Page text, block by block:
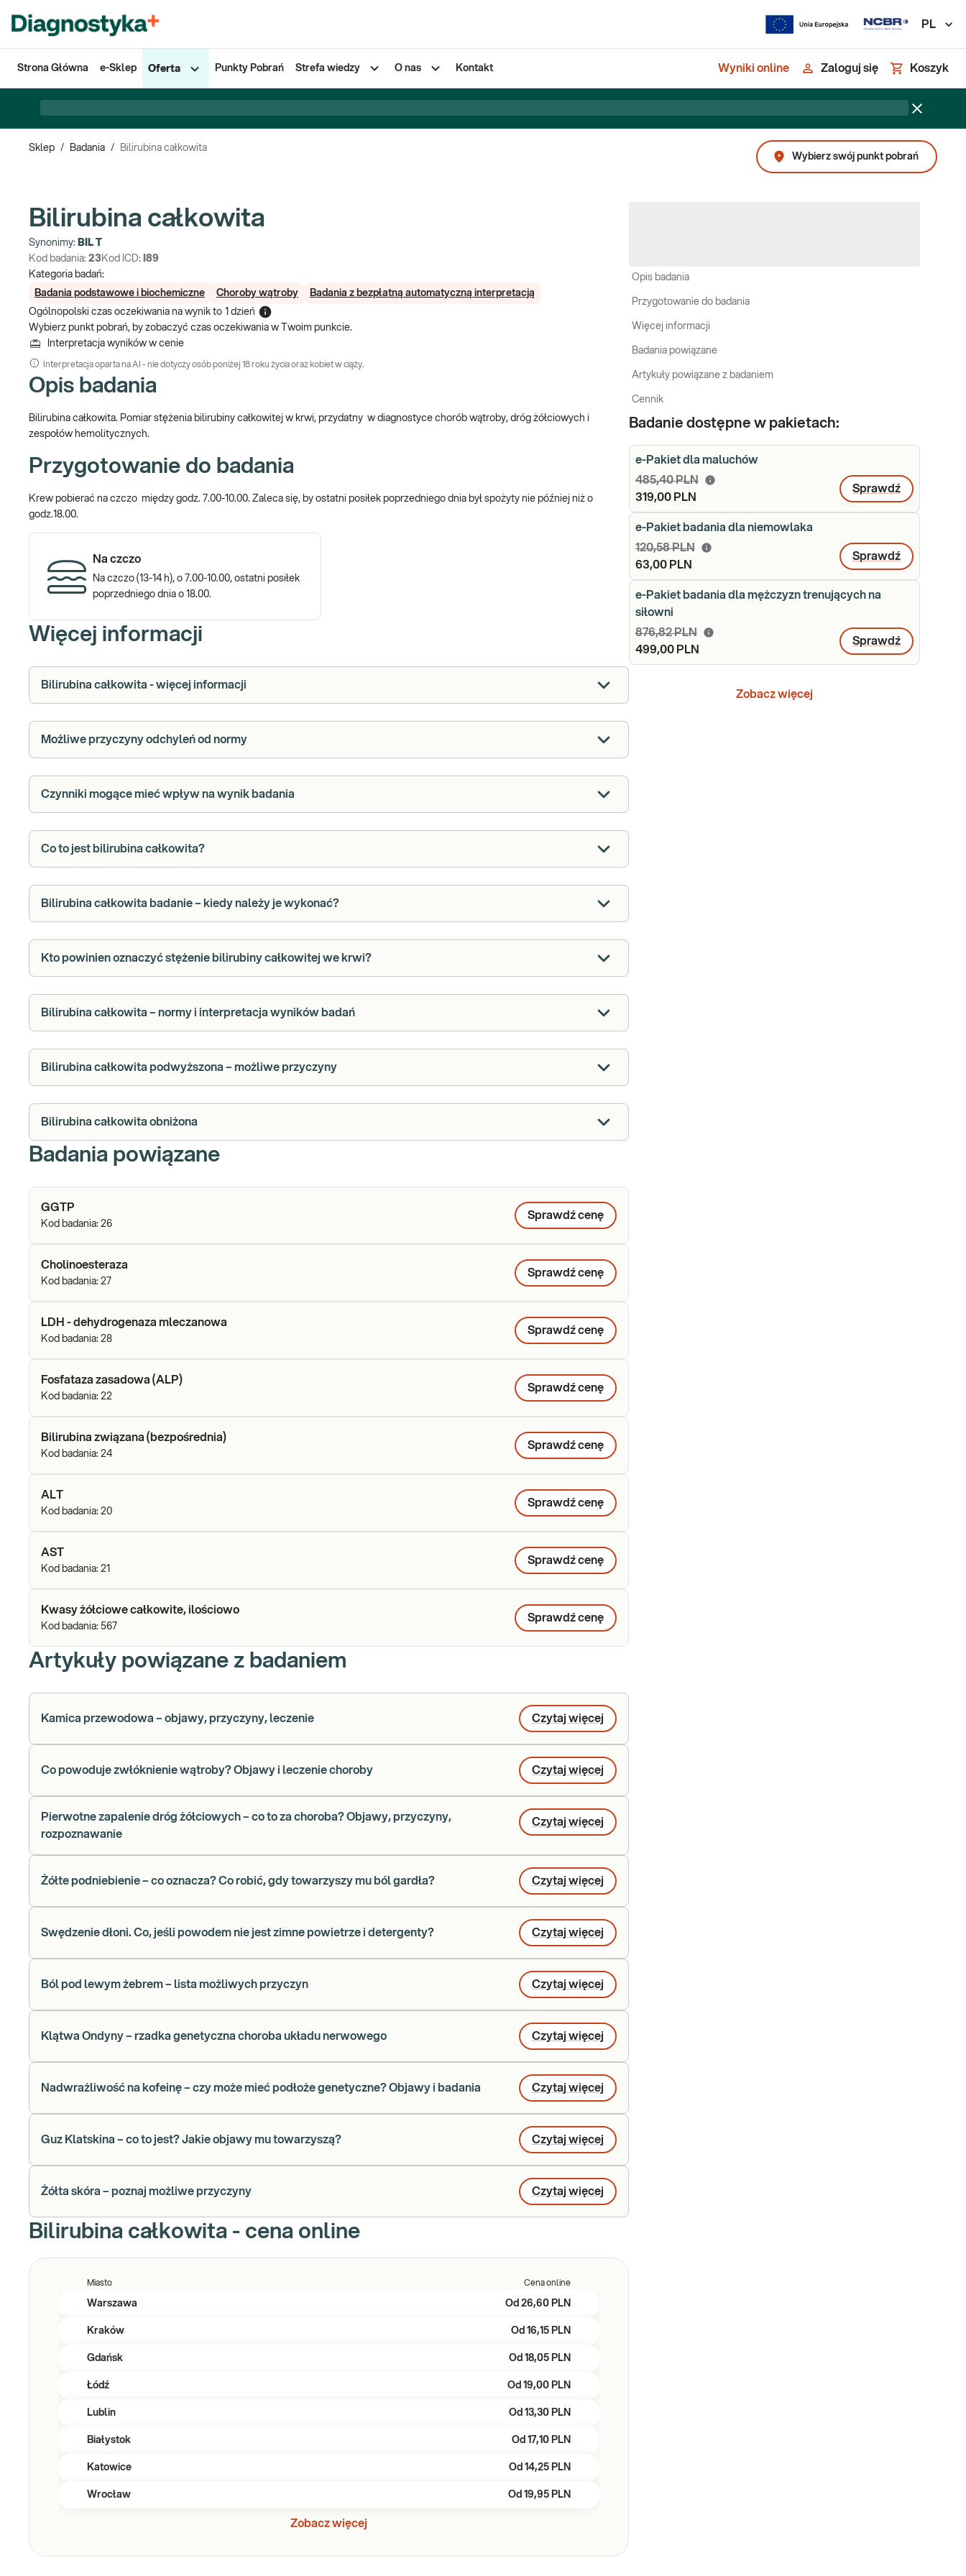
PL
Strona Główna e-Sklep Oferta Punkty Pobrań Strefa wiedzy O nas Kontakt Wyniki online Zaloguj się Koszyk
Sklep / Badania /
Bilirubina całkowita
Wybierz swój punkt pobrań
Bilirubina całkowita
Synonimy: BIL T
Kod badania: 23Kod ICD: I89
Kategoria badań:
Badania podstawowe i biochemiczne
Choroby wątroby
Badania z bezpłatną automatyczną interpretacją
Ogólnopolski czas oczekiwania na wynik to 1 dzień
Wybierz punkt pobrań, by zobaczyć czas oczekiwania w Twoim punkcie.
Interpretacja wyników w cenie
Interpretacja oparta na AI - nie dotyczy osób poniżej 18 roku życia oraz kobiet w ciąży.
Opis badania
Bilirubina całkowita. Pomiar stężenia bilirubiny całkowitej w krwi, przydatny w diagnostyce chorób wątroby, dróg żółciowych i
zespołów hemolitycznych.
Przygotowanie do badania
Krew pobierać na czczo między godz. 7.00-10.00. Zaleca się, by ostatni posiłek poprzedniego dnia był spożyty nie później niż o
godz.18.00.
Na czczo
Na czczo (13-14 h), o 7.00-10.00, ostatni posiłek
poprzedniego dnia o 18.00.
Więcej informacji
Bilirubina całkowita - więcej informacji
Możliwe przyczyny odchyleń od normy
Czynniki mogące mieć wpływ na wynik badania
Co to jest bilirubina całkowita?
Bilirubina całkowita badanie – kiedy należy je wykonać?
Kto powinien oznaczyć stężenie bilirubiny całkowitej we krwi?
Bilirubina całkowita – normy i interpretacja wyników badań
Bilirubina całkowita podwyższona – możliwe przyczyny
Bilirubina całkowita obniżona
Badania powiązane
GGTP
Kod badania: 26
Sprawdź cenę
Cholinoesteraza
Kod badania: 27
Sprawdź cenę
LDH - dehydrogenaza mleczanowa
Kod badania: 28
Sprawdź cenę
Fosfataza zasadowa (ALP)
Kod badania: 22
Sprawdź cenę
Bilirubina związana (bezpośrednia)
Kod badania: 24
Sprawdź cenę
ALT
Kod badania: 20
Sprawdź cenę
AST
Kod badania: 21
Sprawdź cenę
Kwasy żółciowe całkowite, ilościowo
Kod badania: 567
Sprawdź cenę
Artykuły powiązane z badaniem
Kamica przewodowa – objawy, przyczyny, leczenie Czytaj więcej
Co powoduje zwłóknienie wątroby? Objawy i leczenie choroby Czytaj więcej
Pierwotne zapalenie dróg żółciowych – co to za choroba? Objawy, przyczyny,
rozpoznawanie
Czytaj więcej
Żółte podniebienie – co oznacza? Co robić, gdy towarzyszy mu ból gardła? Czytaj więcej
Swędzenie dłoni. Co, jeśli powodem nie jest zimne powietrze i detergenty? Czytaj więcej
Ból pod lewym żebrem – lista możliwych przyczyn Czytaj więcej
Klątwa Ondyny – rzadka genetyczna choroba układu nerwowego Czytaj więcej
Nadwrażliwość na kofeinę – czy może mieć podłoże genetyczne? Objawy i badania Czytaj więcej
Guz Klatskina – co to jest? Jakie objawy mu towarzyszą? Czytaj więcej
Żółta skóra – poznaj możliwe przyczyny Czytaj więcej
Bilirubina całkowita - cena online
Miasto Cena online
Warszawa Od 26,60 PLN
Kraków Od 16,15 PLN
Gdańsk Od 18,05 PLN
Łódź Od 19,00 PLN
Lublin Od 13,30 PLN
Białystok Od 17,10 PLN
Katowice Od 14,25 PLN
Wrocław Od 19,95 PLN
Zobacz więcej
Opis badania
Przygotowanie do badania
Więcej informacji
Badania powiązane
Artykuły powiązane z badaniem
Cennik
Badanie dostępne w pakietach:
e-Pakiet dla maluchów
485,40 PLN
319,00 PLN
Sprawdź
e-Pakiet badania dla niemowlaka
120,58 PLN
63,00 PLN
Sprawdź
e-Pakiet badania dla mężczyzn trenujących na
siłowni
876,82 PLN
499,00 PLN
Sprawdź
Zobacz więcej